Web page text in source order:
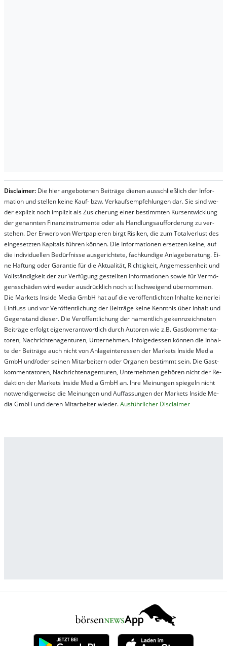
Dis­clai­mer: Die hier an­ge­bo­te­nen Bei­trä­ge die­nen aus­schließ­lich der In­for­
ma­t­ion und stel­len kei­ne Kauf- bzw. Ver­kaufs­em­pfeh­lung­en dar. Sie sind we­
der ex­pli­zit noch im­pli­zit als Zu­sich­er­ung ei­ner be­stim­mt­en Kurs­ent­wick­lung
der ge­nan­nt­en Fi­nanz­in­stru­men­te oder als Handl­ungs­auf­for­der­ung zu ver­
steh­en. Der Er­werb von Wert­pa­pier­en birgt Ri­si­ken, die zum To­tal­ver­lust des
ein­ge­setz­ten Ka­pi­tals füh­ren kön­nen. Die In­for­ma­tion­en er­setz­en kei­ne, auf
die in­di­vi­du­el­len Be­dür­fnis­se aus­ge­rich­te­te, fach­kun­di­ge An­la­ge­be­ra­tung. Ei­
ne Haf­tung oder Ga­ran­tie für die Ak­tu­ali­tät, Rich­tig­keit, An­ge­mes­sen­heit und
Vol­lständ­ig­keit der zur Ver­fü­gung ge­stel­lt­en In­for­ma­tion­en so­wie für Ver­mö­
gens­schä­den wird we­der aus­drück­lich noch stil­lschwei­gend über­nom­men.
Die Mar­kets In­side Me­dia GmbH hat auf die ver­öf­fent­lich­ten In­hal­te kei­ner­lei
Ein­fluss und vor Ver­öf­fent­lich­ung der Bei­trä­ge kei­ne Ken­nt­nis über In­halt und
Ge­gen­stand die­ser. Die Ver­öf­fent­lich­ung der na­ment­lich ge­kenn­zeich­net­en
Bei­trä­ge er­folgt ei­gen­ver­ant­wort­lich durch Au­tor­en wie z.B. Gast­kom­men­ta­
tor­en, Nach­richt­en­ag­en­tur­en, Un­ter­neh­men. In­fol­ge­des­sen kön­nen die In­hal­
te der Bei­trä­ge auch nicht von An­la­ge­in­te­res­sen der Mar­kets In­side Me­dia
GmbH und/oder sei­nen Mit­ar­bei­tern oder Or­ga­nen be­stim­mt sein. Die Gast­
kom­men­ta­tor­en, Nach­rich­ten­ag­en­tur­en, Un­ter­neh­men ge­hör­en nicht der Re­
dak­tion der Mar­kets In­side Me­dia GmbH an. Ihre Mei­nung­en spie­geln nicht
not­wen­di­ger­wei­se die Mei­nung­en und Auf­fas­sung­en der Mar­kets In­side Me­
dia GmbH und de­ren Mit­ar­bei­ter wie­der.Aus­führ­lich­er Dis­clai­mer